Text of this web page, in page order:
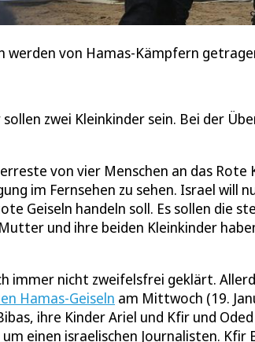
von Hamas-Kämpfern
zwei Kleinkinder sein. Bei der
von vier Menschen an das Rote
im Fernsehen zu sehen. Israel will
Geiseln handeln soll. Es sollen die
und ihre beiden Kleinkinder
immer nicht zweifelsfrei geklärt.
Hamas-Geiseln am Mittwoch (19.
ihre Kinder Ariel und Kfir und
einen israelischen Journalisten.